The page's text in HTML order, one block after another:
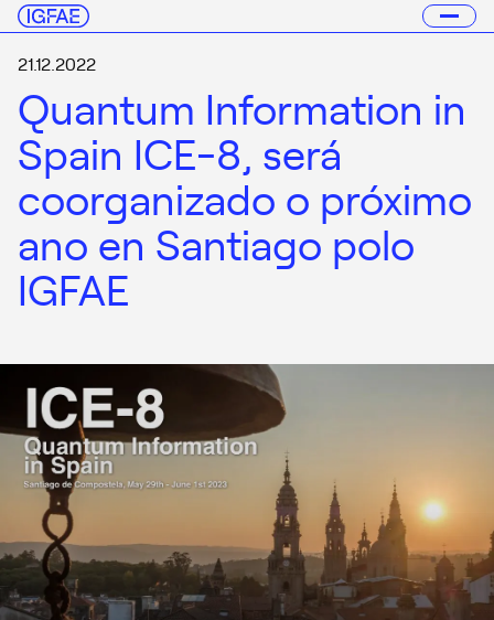
21.12.2022
Quantum Information in
Spain ICE-8, será
coorganizado o próximo
ano en Santiago polo
IGFAE